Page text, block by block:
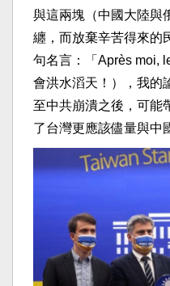
與這兩塊（中國大陸與
纏，而放棄辛苦得來的
句名言：「Après moi,
會洪水滔天！），我的
至中共崩潰之後，可能
了台灣更應該儘量與中